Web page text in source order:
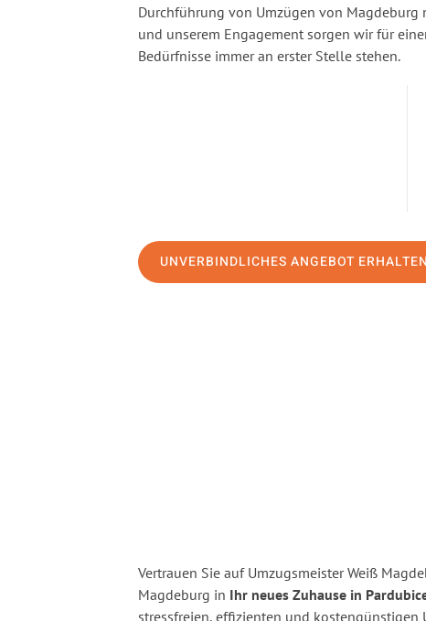
Durchführung von Umzügen von Magdeburg
und unserem Engagement sorgen wir für
Bedürfnisse immer an erster Stelle stehen.
UNVERBINDLICHES ANGEBOT ERHALTEN
Vertrauen Sie auf Umzugsmeister Weiß
Magdeburg in Ihr neues Zuhause in
stressfreien, effizienten und kostengünstigen